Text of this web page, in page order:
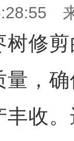
修剪
量，
丰收